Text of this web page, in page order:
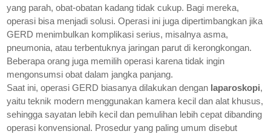
yang parah, obat-obatan kadang tidak cukup. Bagi mereka,
operasi bisa menjadi solusi. Operasi ini juga dipertimbangkan jika
GERD menimbulkan komplikasi serius, misalnya asma,
pneumonia, atau terbentuknya jaringan parut di kerongkongan.
Beberapa orang juga memilih operasi karena tidak ingin
mengonsumsi obat dalam jangka panjang.
Saat ini, operasi GERD biasanya dilakukan dengan laparoskopi,
yaitu teknik modern menggunakan kamera kecil dan alat khusus,
sehingga sayatan lebih kecil dan pemulihan lebih cepat dibanding
operasi konvensional. Prosedur yang paling umum disebut